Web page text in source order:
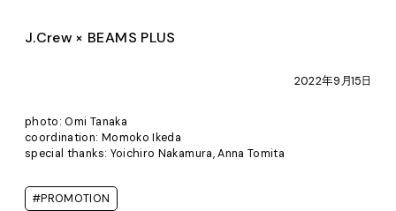
J.Crew × BEAMS PLUS
2022年9月15日
photo: Omi Tanaka
coordination: Momoko Ikeda
special thanks: Yoichiro Nakamura, Anna Tomita
#PROMOTION